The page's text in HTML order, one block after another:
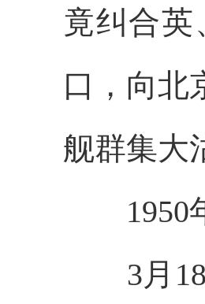
竟纠合
口，向北
舰群集大
1950
3月18